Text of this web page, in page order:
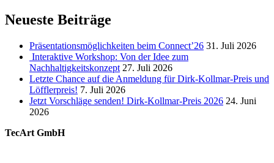
Neueste Beiträge
Präsentationsmöglichkeiten beim Connect’26 31. Juli 2026
Interaktive Workshop: Von der Idee zum
Nachhaltigkeitskonzept 27. Juli 2026
Letzte Chance auf die Anmeldung für Dirk-Kollmar-Preis und
Löfflerpreis! 7. Juli 2026
Jetzt Vorschläge senden! Dirk-Kollmar-Preis 2026 24. Juni
2026
TecArt GmbH